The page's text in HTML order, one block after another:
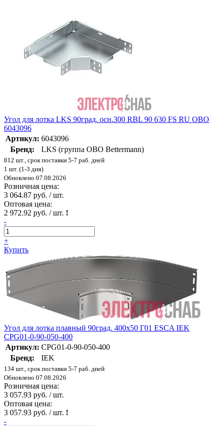
Угол для лотка LKS 90град. осн.300 RBL 90 630 FS RU OBO
6043096
Артикул: 6043096
Бренд:
LKS (группа OBO Bettermann)
812 шт., срок поставки 5-7 раб. дней
1 шт. (1-3 дня)
Обновлено 07.08.2026
Розничная цена:
3 064.87 руб. / шт.
Оптовая цена:
2 972.92 руб. / шт. !
-
+
Купить
Угол для лотка плавный 90град. 400х50 Г01 ESCA IEK
CPG01-0-90-050-400
Артикул: CPG01-0-90-050-400
Бренд:
IEK
134 шт., срок поставки 5-7 раб. дней
Обновлено 07.08.2026
Розничная цена:
3 057.93 руб. / шт.
Оптовая цена:
3 057.93 руб. / шт. !
-